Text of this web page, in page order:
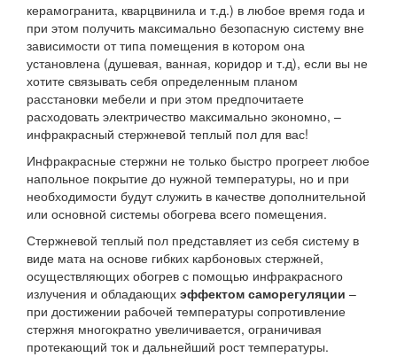
керамогранита, кварцвинила и т.д.) в любое время года и
при этом получить максимально безопасную систему вне
зависимости от типа помещения в котором она
установлена (душевая, ванная, коридор и т.д), если вы не
хотите связывать себя определенным планом
расстановки мебели и при этом предпочитаете
расходовать электричество максимально экономно, –
инфракрасный стержневой теплый пол для вас!
Инфракрасные стержни не только быстро прогреет любое
напольное покрытие до нужной температуры, но и при
необходимости будут служить в качестве дополнительной
или основной системы обогрева всего помещения.
Стержневой теплый пол представляет из себя систему в
виде мата на основе гибких карбоновых стержней,
осуществляющих обогрев с помощью инфракрасного
излучения и обладающих эффектом саморегуляции –
при достижении рабочей температуры сопротивление
стержня многократно увеличивается, ограничивая
протекающий ток и дальнейший рост температуры.